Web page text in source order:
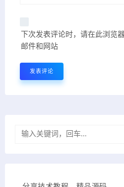
下次发表评论时，请在此浏览
邮件和网站